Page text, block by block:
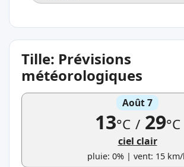
Tille: Prévisions
météorologiques
Août 7
13°C /29°C
ciel clair
pluie: 0% | vent: 15